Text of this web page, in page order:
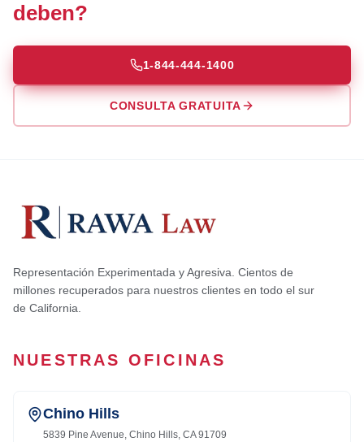
deben?
1-844-444-1400
CONSULTA GRATUITA
Representación Experimentada y Agresiva. Cientos de
millones recuperados para nuestros clientes en todo el sur
de California.
NUESTRAS OFICINAS
Chino Hills
5839 Pine Avenue, Chino Hills, CA 91709